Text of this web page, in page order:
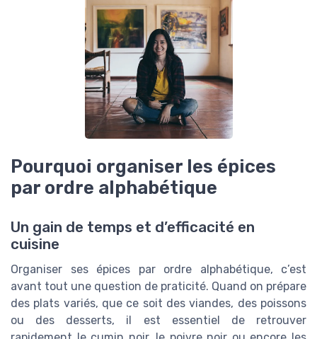
Pourquoi organiser les épices
par ordre alphabétique
Un gain de temps et d’efficacité en
cuisine
Organiser ses épices par ordre alphabétique, c’est
avant tout une question de praticité. Quand on prépare
des plats variés, que ce soit des viandes, des poissons
ou des desserts, il est essentiel de retrouver